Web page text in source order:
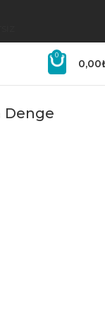
0
0,00
Denge